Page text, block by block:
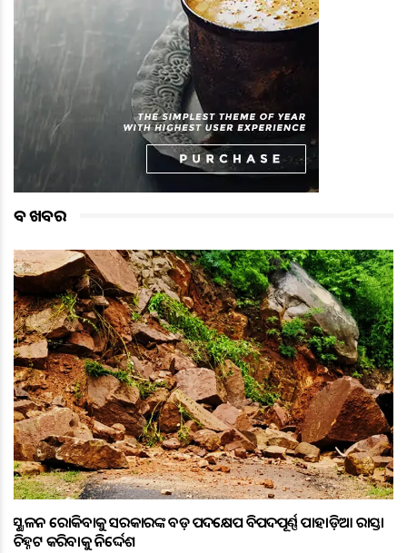
ବଡ ଖବର
ଭୂସ୍ଖଳନ ରୋକିବାକୁ ସରକାରଙ୍କ ବଡ଼ ପଦକ୍ଷେପ ବିପଦପୂର୍ଣ୍ଣ ପାହାଡ଼ିଆ ରାସ୍ତା
ଚିହ୍ନଟ କରିବାକୁ ନିର୍ଦ୍ଦେଶ